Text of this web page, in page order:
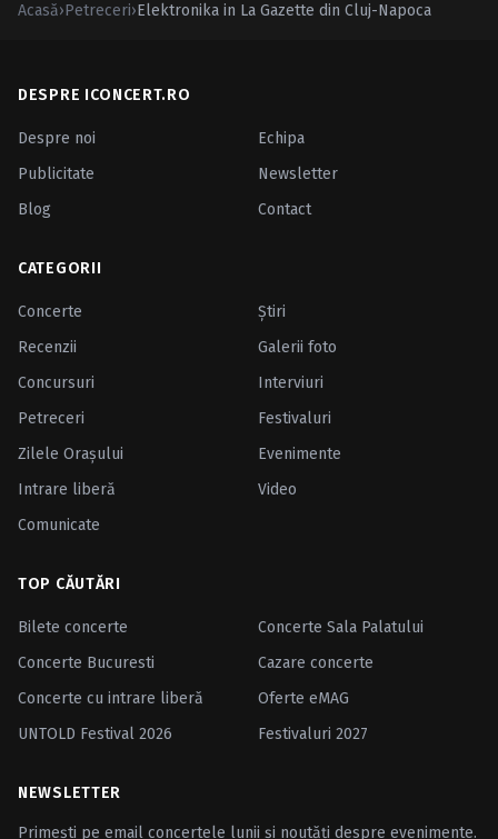
Acasă›Petreceri›Elektronika in La Gazette din Cluj-Napoca
DESPRE ICONCERT.RO
Despre noi
Echipa
Publicitate
Newsletter
Blog
Contact
CATEGORII
Concerte
Ştiri
Recenzii
Galerii foto
Concursuri
Interviuri
Petreceri
Festivaluri
Zilele Oraşului
Evenimente
Intrare liberă
Video
Comunicate
TOP CĂUTĂRI
Bilete concerte
Concerte Sala Palatului
Concerte Bucuresti
Cazare concerte
Concerte cu intrare liberă
Oferte eMAG
UNTOLD Festival 2026
Festivaluri 2027
NEWSLETTER
Primești pe email concertele lunii și noutăți despre evenimente.